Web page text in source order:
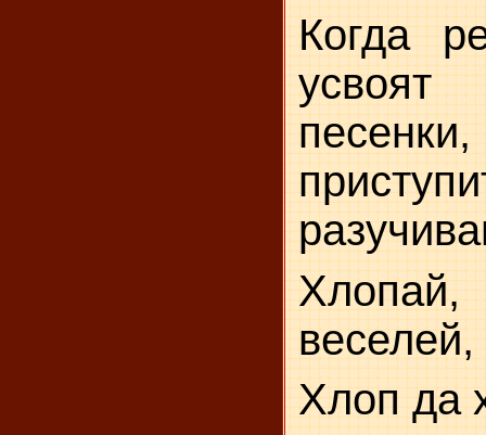
Когда
веселей,
Хлоп да